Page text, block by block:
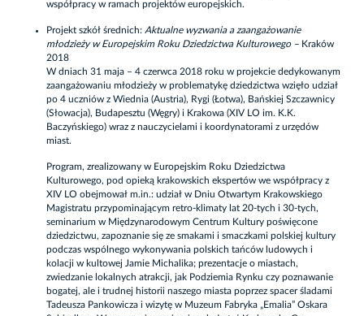
współpracy w ramach projektów europejskich.
Projekt szkół średnich: Aktualne wyzwania a zaangażowanie
młodzieży w Europejskim Roku Dziedzictwa Kulturowego – Kraków
2018
W dniach 31 maja – 4 czerwca 2018 roku w projekcie dedykowanym
zaangażowaniu młodzieży w problematykę dziedzictwa wzięło udział
po 4 uczniów z Wiednia (Austria), Rygi (Łotwa), Bańskiej Szczawnicy
(Słowacja), Budapesztu (Węgry) i Krakowa (XIV LO im. K.K.
Baczyńskiego) wraz z nauczycielami i koordynatorami z urzędów
miast.
Program, zrealizowany w Europejskim Roku Dziedzictwa
Kulturowego, pod opieką krakowskich ekspertów we współpracy z
XIV LO obejmował m.in.: udział w Dniu Otwartym Krakowskiego
Magistratu przypominającym retro-klimaty lat 20-tych i 30-tych,
seminarium w Międzynarodowym Centrum Kultury poświęcone
dziedzictwu, zapoznanie się ze smakami i smaczkami polskiej kultury
podczas wspólnego wykonywania polskich tańców ludowych i
kolacji w kultowej Jamie Michalika; prezentacje o miastach,
zwiedzanie lokalnych atrakcji, jak Podziemia Rynku czy poznawanie
bogatej, ale i trudnej historii naszego miasta poprzez spacer śladami
Tadeusza Pankowicza i wizytę w Muzeum Fabryka „Emalia” Oskara